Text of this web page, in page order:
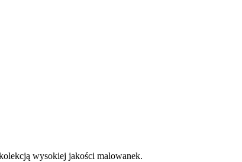
wysokiej jakości malowanek.